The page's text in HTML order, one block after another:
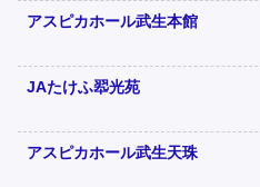
アスピカホール武生本館
JAたけふ翆光苑
アスピカホール武生天珠